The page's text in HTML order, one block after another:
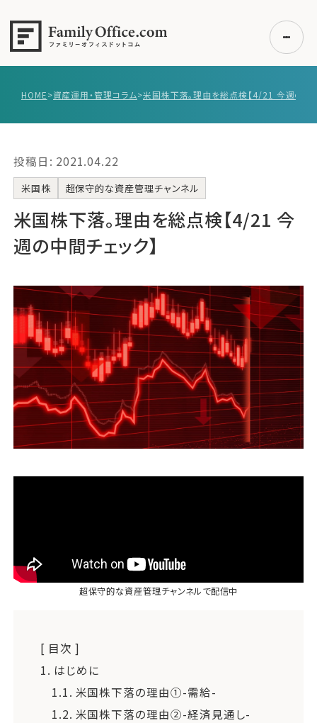
事例紹介
エキスパート一覧
無料講座
コラム
無料ご相談 ログイン
運営会社
ファミリーオフィスとは
関連書籍
メールマガジン登録
よくある質問
HOME>資産運用・管理コラム>
投稿日: 2021.04.22
米国株 超保守的な資産管理チャンネル
米国株下落。理由を総点検【4/21 今
週の中間チェック】
超保守的な資産管理チャンネルで配信中
[ 目次 ]
1. はじめに
1.1. 米国株下落の理由①-需給-
1.2. 米国株下落の理由②-経済見通し-